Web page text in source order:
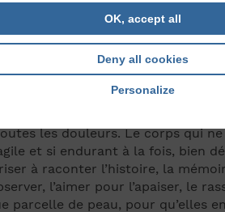
l’eau
un enfant, c’est comme
autres peut entraîner une
puisque c’est une
ce vide de sens, ce manque
les douleurs. Le corps qui
et si endurant à la fois, bien
à raconter l’histoire, la
l’aimer pour l’apaiser, le
de peau, pour qu’elles
OK, accept all
Deny all cookies
Personalize